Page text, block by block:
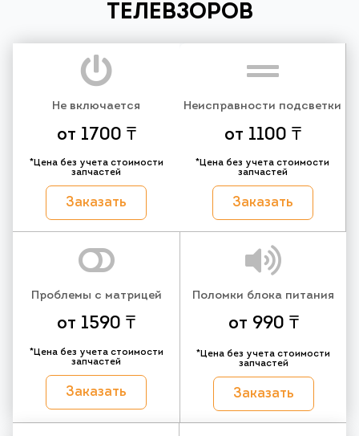
ТЕЛЕВЗОРОВ
Не включается
от 1700 ₸
*Цена без учета стоимости
запчастей
Заказать
Неисправности подсветки
от 1100 ₸
*Цена без учета стоимости
запчастей
Заказать
Проблемы с матрицей
от 1590 ₸
*Цена без учета стоимости
запчастей
Заказать
Поломки блока питания
от 990 ₸
*Цена без учета стоимости
запчастей
Заказать